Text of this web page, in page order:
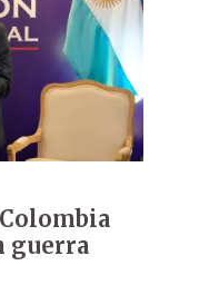
guerra